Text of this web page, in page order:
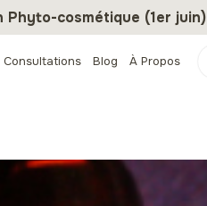
cosmétique (1er juin)
Consultations Blog À Propos